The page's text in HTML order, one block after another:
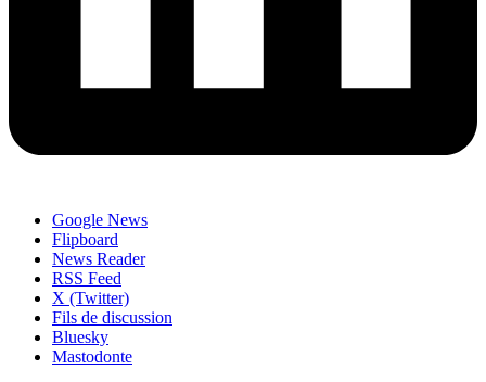
Google News
Flipboard
News Reader
RSS Feed
X (Twitter)
Fils de discussion
Bluesky
Mastodonte